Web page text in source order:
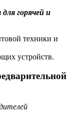
горячей и
техники и
устройств.